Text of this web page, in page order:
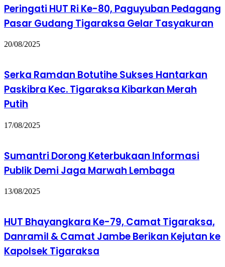
Peringati HUT Ri Ke-80, Paguyuban Pedagang
Pasar Gudang Tigaraksa Gelar Tasyakuran
20/08/2025
Serka Ramdan Botutihe Sukses Hantarkan
Paskibra Kec. Tigaraksa Kibarkan Merah
Putih
17/08/2025
Sumantri Dorong Keterbukaan Informasi
Publik Demi Jaga Marwah Lembaga
13/08/2025
HUT Bhayangkara Ke-79, Camat Tigaraksa,
Danramil & Camat Jambe Berikan Kejutan ke
Kapolsek Tigaraksa